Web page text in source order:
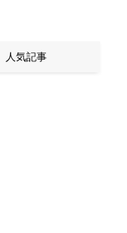
人気記事